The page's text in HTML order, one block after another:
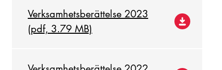
Verksamhetsberättelse 2023
(pdf, 3.79 MB)